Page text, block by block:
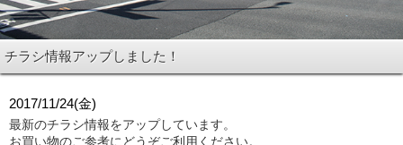
チラシ情報アップしました！
2017/11/24(金)
最新のチラシ情報をアップしています。
お買い物のご参考にどうぞご利用ください。